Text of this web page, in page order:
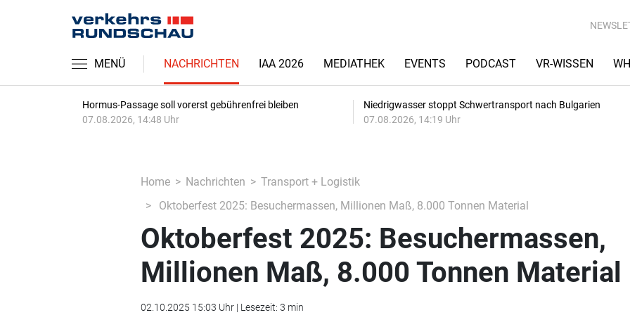
MENÜ NACHRICHTEN IAA 2026 MEDIATHEK EVENTS PODCAST VR-WISSEN
Hormus-Passage soll vorerst gebührenfrei bleiben
07.08.2026, 14:48 Uhr
Niedrigwasser stoppt Schwertransport nach Bulgarien
07.08.2026, 14:19 Uhr
Home Nachrichten
Transport + Logistik
Oktoberfest 2025: Besuchermassen, Millionen Maß, 8.000 Tonnen Material
Oktoberfest 2025: Besuchermassen,
Millionen Maß, 8.000 Tonnen Material
02.10.2025 15:03 Uhr | Lesezeit: 3 min